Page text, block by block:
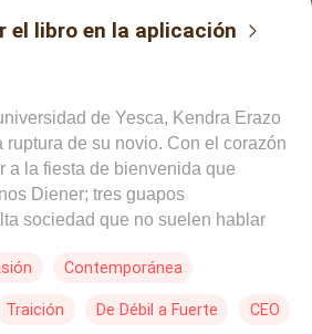
el libro en la aplicación
de Yesca, Kendra Erazo
ruptura de su novio. Con el corazón
a la fiesta de bienvenida que
Diener; tres guapos
sociedad que no suelen hablar
cadáveres en una casa
en la mansión de los Diener y que
Contemporánea
Traición De Débil a Fuerte CEO